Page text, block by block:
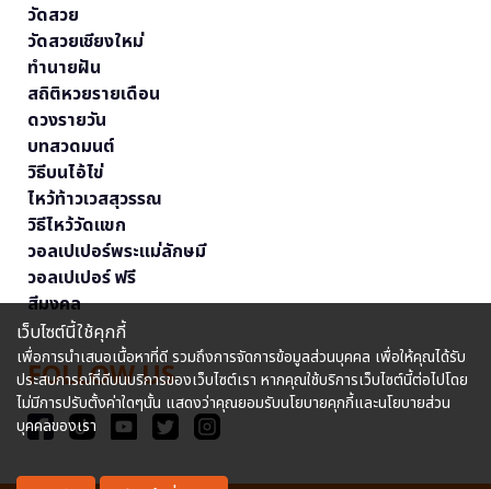
วัดสวย
วัดสวยเชียงใหม่
ทำนายฝัน
สถิติหวยรายเดือน
ดวงรายวัน
บทสวดมนต์
วิธีบนไอ้ไข่
ไหว้ท้าวเวสสุวรรณ
วิธีไหว้วัดแขก
วอลเปเปอร์พระแม่ลักษมี
วอลเปเปอร์ ฟรี
สีมงคล
FOLLOW US
เว็บไซต์นี้ใช้คุกกี้
เพื่อการนำเสนอเนื้อหาที่ดี รวมถึงการจัดการข้อมูลส่วนบุคคล เพื่อให้คุณได้รับ
ประสบการณ์ที่ดีบนบริการของเว็บไซต์เรา หากคุณใช้บริการเว็บไซต์นี้ต่อไปโดย
ไม่มีการปรับตั้งค่าใดๆนั้น แสดงว่าคุณยอมรับนโยบายคุกกี้และนโยบายส่วน
บุคคลของเรา